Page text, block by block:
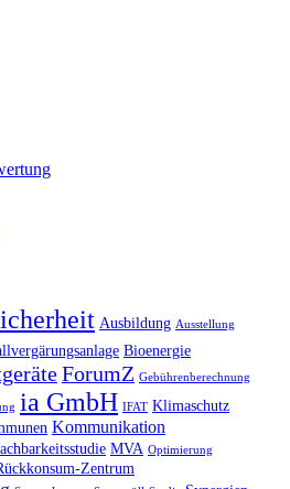
Ausbildung Ausstellung
Bioenergie
ForumZ Gebührenberechnung
ia GmbH IFAT Klimaschutz
Kommunikation
MVA Optimierung
Zentrum